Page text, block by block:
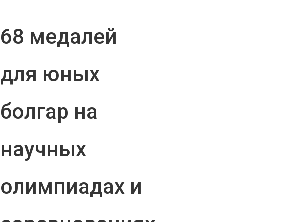
68 медалей
для юных
болгар на
научных
олимпиадах и